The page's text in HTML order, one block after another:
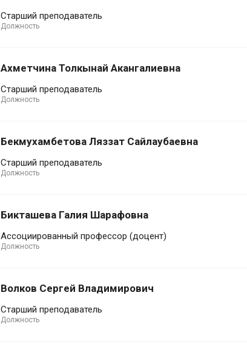
Старший преподаватель
Должность
Ахметчина Толкынай Акангалиевна
Старший преподаватель
Должность
Бекмухамбетова Ляззат Сайлаубаевна
Старший преподаватель
Должность
Бикташева Галия Шарафовна
Ассоциированный профессор (доцент)
Должность
Волков Сергей Владимирович
Старший преподаватель
Должность